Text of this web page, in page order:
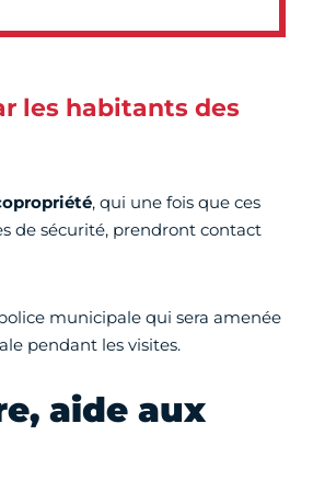
les habitants des
, qui une fois que ces
de sécurité, prendront contact
municipale qui sera amenée
pendant les visites.
aide aux